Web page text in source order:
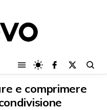
e comprimere